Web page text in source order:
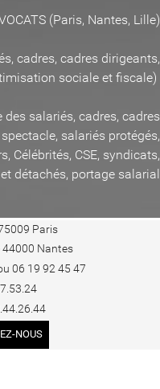
(Paris, Nantes, Lille)
cadres, cadres dirigeants,
sociale et fiscale)
salariés, cadres, cadres
salariés protégés,
Célébrités, CSE, syndicats,
détachés, portage salarial
Paris
44000 Nantes
06 19 92 45 47
NOUS